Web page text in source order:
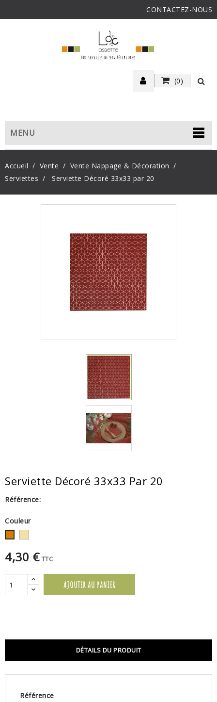
CONTACTEZ-NOUS
(0)
MENU
Accueil Vente
Vente Nappage & Décoration
Serviettes
Serviette Décoré 33x33 par 20
Serviette Décoré 33x33 Par 20
Référence:
Couleur
Terracotta
4,30 € TTC
AJOUTER AU PANIER
DÉTAILS DU PRODUIT
Référence